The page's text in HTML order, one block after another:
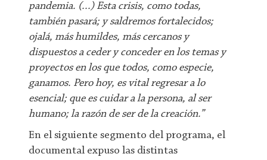
pandemia. (...) Esta crisis, como todas,
también pasará; y saldremos fortalecidos;
ojalá, más humildes, más cercanos y
dispuestos a ceder y conceder en los temas y
proyectos en los que todos, como especie,
ganamos. Pero hoy, es vital regresar a lo
esencial; que es cuidar a la persona, al ser
humano; la razón de ser de la creación.”
En el siguiente segmento del programa, el
documental expuso las distintas